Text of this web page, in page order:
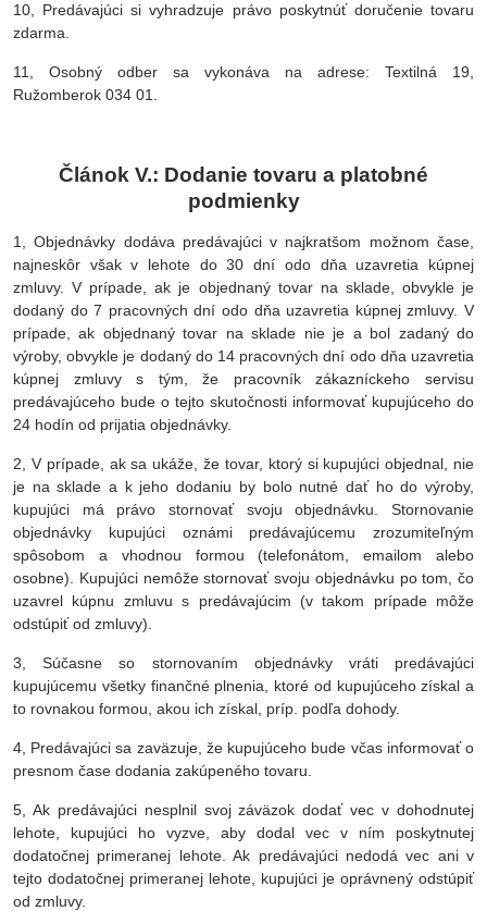
10, Predávajúci si vyhradzuje právo poskytnúť doručenie tovaru
zdarma.
11, Osobný odber sa vykonáva na adrese: Textilná 19,
Ružomberok 034 01.
Článok V.: Dodanie tovaru a platobné
podmienky
1, Objednávky dodáva predávajúci v najkratšom možnom čase,
najneskôr však v lehote do 30 dní odo dňa uzavretia kúpnej
zmluvy. V prípade, ak je objednaný tovar na sklade, obvykle je
dodaný do 7 pracovných dní odo dňa uzavretia kúpnej zmluvy. V
prípade, ak objednaný tovar na sklade nie je a bol zadaný do
výroby, obvykle je dodaný do 14 pracovných dní odo dňa uzavretia
kúpnej zmluvy s tým, že pracovník zákazníckeho servisu
predávajúceho bude o tejto skutočnosti informovať kupujúceho do
24 hodín od prijatia objednávky.
2, V prípade, ak sa ukáže, že tovar, ktorý si kupujúci objednal, nie
je na sklade a k jeho dodaniu by bolo nutné dať ho do výroby,
kupujúci má právo stornovať svoju objednávku. Stornovanie
objednávky kupujúci oznámi predávajúcemu zrozumiteľným
spôsobom a vhodnou formou (telefonátom, emailom alebo
osobne). Kupujúci nemôže stornovať svoju objednávku po tom, čo
uzavrel kúpnu zmluvu s predávajúcim (v takom prípade môže
odstúpiť od zmluvy).
3, Súčasne so stornovaním objednávky vráti predávajúci
kupujúcemu všetky finančné plnenia, ktoré od kupujúceho získal a
to rovnakou formou, akou ich získal, príp. podľa dohody.
4, Predávajúci sa zaväzuje, že kupujúceho bude včas informovať o
presnom čase dodania zakúpeného tovaru.
5, Ak predávajúci nesplnil svoj záväzok dodať vec v dohodnutej
lehote, kupujúci ho vyzve, aby dodal vec v ním poskytnutej
dodatočnej primeranej lehote. Ak predávajúci nedodá vec ani v
tejto dodatočnej primeranej lehote, kupujúci je oprávnený odstúpiť
od zmluvy.